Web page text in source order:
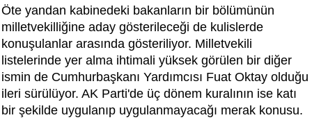
Öte yandan kabinedeki bakanların bir bölümünün
milletvekilliğine aday gösterileceği de kulislerde
konuşulanlar arasında gösteriliyor. Milletvekili
listelerinde yer alma ihtimali yüksek görülen bir diğer
ismin de Cumhurbaşkanı Yardımcısı Fuat Oktay olduğu
ileri sürülüyor. AK Parti'de üç dönem kuralının ise katı
bir şekilde uygulanıp uygulanmayacağı merak konusu.